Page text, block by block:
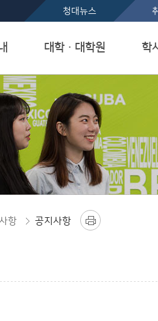
본문 바로가기청대뉴스
대학ㆍ대학원 학
항 공지사항